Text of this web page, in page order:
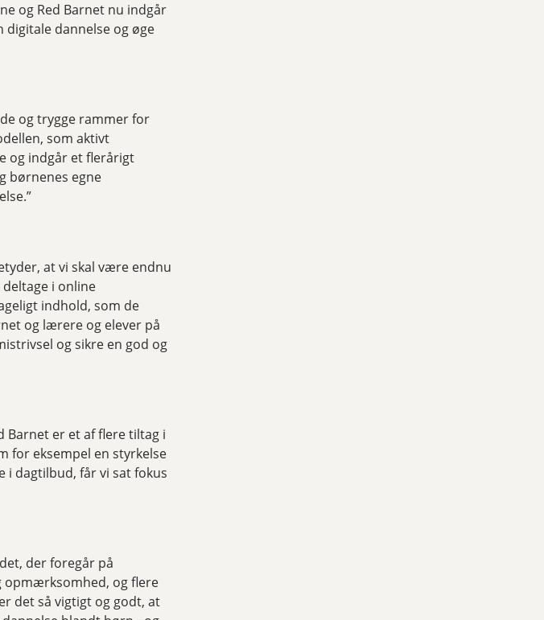
og Red Barnet nu indgår
digitale dannelse og øge
og trygge rammer for
som aktivt
og indgår et flerårigt
børnenes egne
at vi skal være endnu
i online
indhold, som de
og lærere og elever på
og sikre en god og
Barnet er et af flere tiltag i
for eksempel en styrkelse
dagtilbud, får vi sat fokus
der foregår på
og flere
det så vigtigt og godt, at